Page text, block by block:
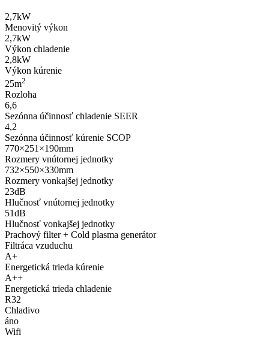
2,7kW
Menovitý výkon
2,7kW
Výkon chladenie
2,8kW
Výkon kúrenie
25m2
Rozloha
6,6
Sezónna účinnosť chladenie SEER
4,2
Sezónna účinnosť kúrenie SCOP
770×251×190mm
Rozmery vnútornej jednotky
732×550×330mm
Rozmery vonkajšej jednotky
23dB
Hlučnosť vnútornej jednotky
51dB
Hlučnosť vonkajšej jednotky
Prachový filter + Cold plasma generátor
Filtráca vzuduchu
A+
Energetická trieda kúrenie
A++
Energetická trieda chladenie
R32
Chladivo
áno
Wifi